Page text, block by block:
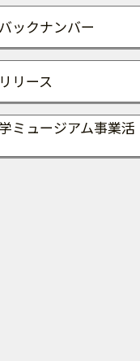
ックナンバー
リース
ミュージアム事業活